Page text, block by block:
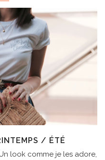
/ ÉTÉ
look comme je les adore,